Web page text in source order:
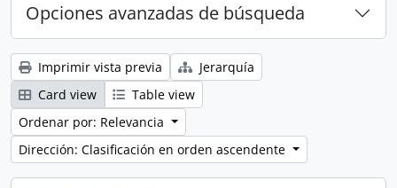
Opciones avanzadas de búsqueda
Imprimir vista previa
Jerarquía
Card view
Table view
Ordenar por: Relevancia
Dirección: Clasificación en orden ascendente